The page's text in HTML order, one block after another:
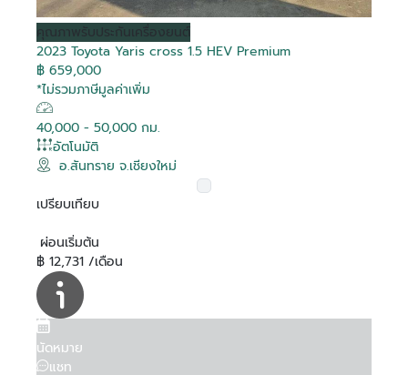
คุณภาพรับประกันเครื่องยนต์
2023 Toyota Yaris cross 1.5 HEV Premium
฿ 659,000
*ไม่รวมภาษีมูลค่าเพิ่ม
40,000 - 50,000 กม.
อัตโนมัติ
อ.สันทราย จ.เชียงใหม่
เปรียบเทียบ
ผ่อนเริ่มต้น
฿ 12,731 /เดือน
นัดหมาย
แชท